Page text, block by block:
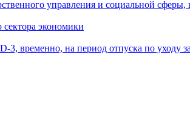
управления и социальной сферы,
сектора экономики
3, временно, на период отпуска по уходу